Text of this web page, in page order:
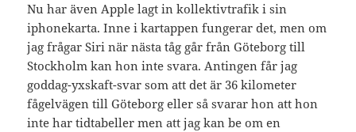
Nu har även Apple lagt in kollektivtrafik i sin
iphonekarta. Inne i kartappen fungerar det, men om
jag frågar Siri när nästa tåg går från Göteborg till
Stockholm kan hon inte svara. Antingen får jag
goddag-yxskaft-svar som att det är 36 kilometer
fågelvägen till Göteborg eller så svarar hon att hon
inte har tidtabeller men att jag kan be om en